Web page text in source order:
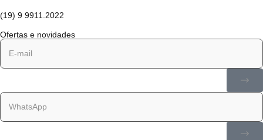
(19) 9 9911.2022
Ofertas e novidades